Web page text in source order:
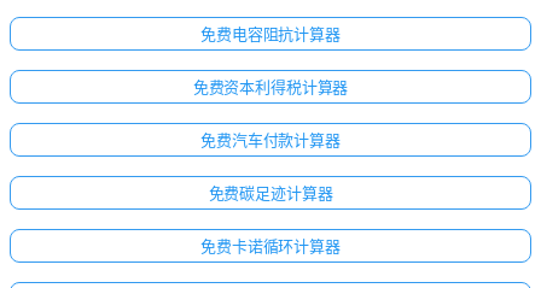
免费电容阻抗计算器
免费资本利得税计算器
免费汽车付款计算器
免费碳足迹计算器
免费卡诺循环计算器